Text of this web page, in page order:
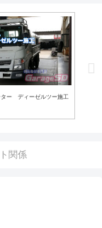
ー ディーゼルツー施工
関係